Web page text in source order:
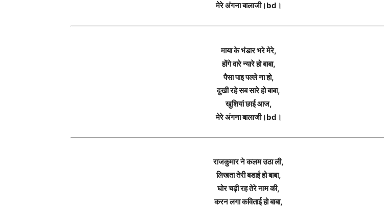
मेरे अंगना बालाजी।bd।
माया के भंडार भरे मेरे,
होंगे वारे न्यारे हो बाबा,
पैसा पाइ पल्ले ना हो,
दुखी रहे सब सारे हो बाबा,
खुशियां छाई आज,
मेरे अंगना बालाजी।bd।
राजकुमार ने कलम उठा ली,
लिखता तेरी बडाई हो बाबा,
घोर चढ़ी रह तेरे नाम की,
करन लगा कविताई हो बाबा,